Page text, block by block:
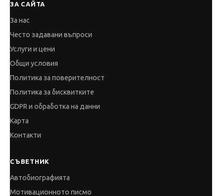
ЗА САЙТА
За нас
Често задавани въпроси
Услуги и цени
Общи условия
Политика за поверителност
Политика за бисквитките
GDPR и обработка на данни
Карта
Контакти
СЪВЕТНИК
Автобиографията
Мотивационното писмо